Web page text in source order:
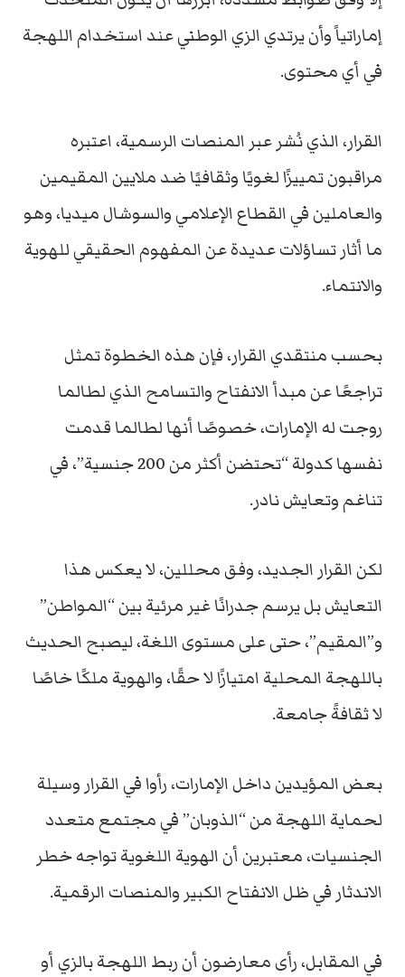
إماراتياً وأن يرتدي الزي الوطني عند استخدام اللهجة
في أي محتوى.
القرار، الذي نُشر عبر المنصات الرسمية، اعتبره
مراقبون تمييزًا لغويًا وثقافيًا ضد ملايين المقيمين
والعاملين في القطاع الإعلامي والسوشال ميديا، وهو
ما أثار تساؤلات عديدة عن المفهوم الحقيقي للهوية
والانتماء.
بحسب منتقدي القرار، فإن هذه الخطوة تمثل
تراجعًا عن مبدأ الانفتاح والتسامح الذي لطالما
روجت له الإمارات، خصوصًا أنها لطالما قدمت
نفسها كدولة “تحتضن أكثر من 200 جنسية”، في
تناغم وتعايش نادر.
لكن القرار الجديد، وفق محللين، لا يعكس هذا
التعايش بل يرسم جدرانًا غير مرئية بين “المواطن”
و”المقيم”، حتى على مستوى اللغة، ليصبح الحديث
باللهجة المحلية امتيازًا لا حقًا، والهوية ملكًا خاصًا
لا ثقافةً جامعة.
بعض المؤيدين داخل الإمارات، رأوا في القرار وسيلة
لحماية اللهجة من “الذوبان” في مجتمع متعدد
الجنسيات، معتبرين أن الهوية اللغوية تواجه خطر
الاندثار في ظل الانفتاح الكبير والمنصات الرقمية.
في المقابل، رأى معارضون أن ربط اللهجة بالزي أو